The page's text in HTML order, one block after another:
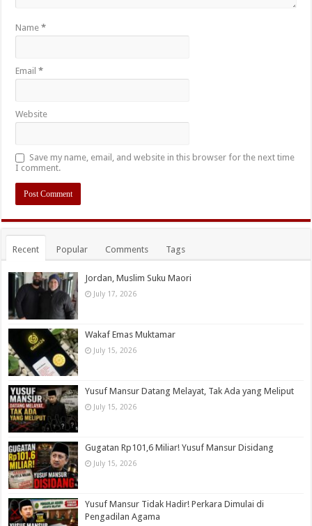
Name*
Email*
Website
Save my name, email, and website in this browser for the next time
I comment.
Recent Popular Comments Tags
Jordan, Muslim Suku Maori
July 17, 2026
Wakaf Emas Muktamar
July 15, 2026
Yusuf Mansur Datang Melayat, Tak Ada yang Meliput
July 15, 2026
Gugatan Rp101,6 Miliar! Yusuf Mansur Disidang
July 15, 2026
Yusuf Mansur Tidak Hadir! Perkara Dimulai di
Pengadilan Agama